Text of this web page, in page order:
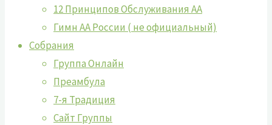
12 Принципов Обслуживания АА
Гимн АА России ( не официальный)
Собрания
Группа Онлайн
Преамбула
7-я Традиция
Сайт Группы